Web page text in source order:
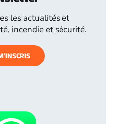
les actualités et
incendie et sécurité.